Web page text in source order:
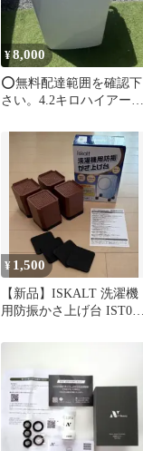
¥8,000
⭕️無料配達範囲を確認下
さい。4.2キロハイアール
¥ 1,500
【新品】ISKALT 洗濯機
用防振かさ上げ台 IST001